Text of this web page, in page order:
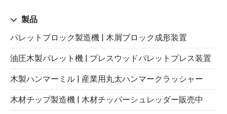
製品
パレットブロック製造機 | 木屑ブロック成形装置
油圧木製パレット機 | プレスウッドパレットプレス装置
木製ハンマーミル | 産業用丸太ハンマークラッシャー
木材チップ製造機 | 木材チッパーシュレッダー販売中